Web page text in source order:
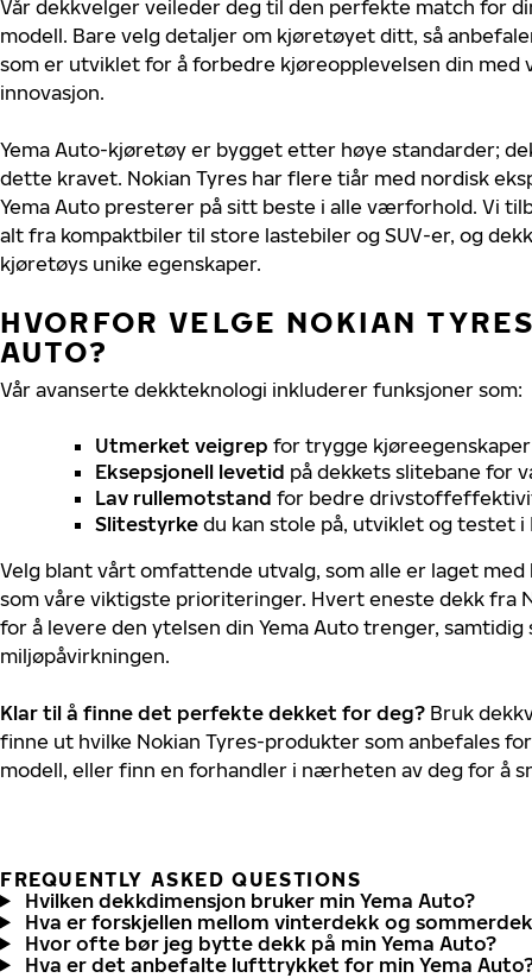
Vår dekkvelger veileder deg til den perfekte match for
modell. Bare velg detaljer om kjøretøyet ditt, så
som er utviklet for å forbedre kjøreopplevelsen din med
innovasjon.
Yema Auto-kjøretøy er bygget etter høye standarder;
dette kravet. Nokian Tyres har flere tiår med nordisk
Yema Auto presterer på sitt beste i alle værforhold. Vi
alt fra kompaktbiler til store lastebiler og SUV-er, og
kjøretøys unike egenskaper.
HVORFOR VELGE NOKIAN
AUTO?
Vår avanserte dekkteknologi inkluderer funksjoner som:
Utmerket veigrep for trygge
Eksepsjonell levetid på dekkets slitebane for
Lav rullemotstand for bedre
Slitestyrke du kan stole på, utviklet og testet i
Velg blant vårt omfattende utvalg, som alle er laget
som våre viktigste prioriteringer. Hvert eneste dekk fra
for å levere den ytelsen din Yema Auto trenger,
miljøpåvirkningen.
Klar til å finne det perfekte dekket for deg? Bruk
finne ut hvilke Nokian Tyres-produkter som anbefales
modell, eller finn en forhandler i nærheten av deg for å
FREQUENTLY ASKED QUESTIONS
Hvilken dekkdimensjon bruker min Yema Auto?
Hva er forskjellen mellom vinterdekk og
Hvor ofte bør jeg bytte dekk på min Yema Auto?
Hva er det anbefalte lufttrykket for min Yema